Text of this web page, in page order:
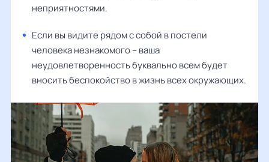
неприятностями.
Если вы видите рядом с собой в постели
человека незнакомого – ваша
неудовлетворенность буквально всем будет
вносить беспокойство в жизнь всех окружающих.